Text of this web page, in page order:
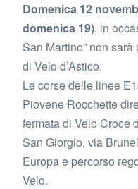
Domenica 12
domenica 19), in
San Martino” non
di Velo d’Astico.
Le corse delle linee
Piovene Rocchette
fermata di Velo Croce
San Giorgio, via
Europa e percorso
Velo.